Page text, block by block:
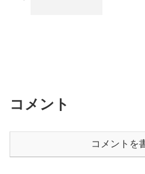
コメント
コメントを